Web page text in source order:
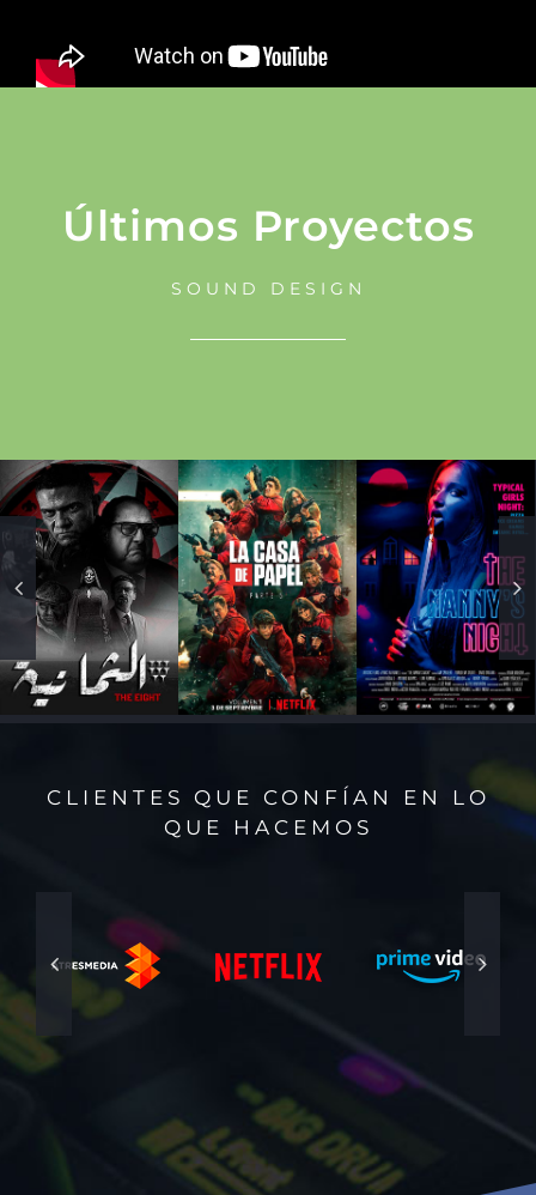
Últimos Proyectos
SOUND DESIGN
Eight
La Casa
de Papel:
Parte 5
The
Nanny’s
Night
CLIENTES QUE CONFÍAN EN LO
QUE HACEMOS